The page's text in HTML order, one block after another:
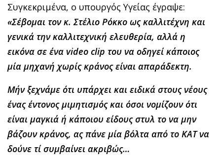
Συγκεκριμένα, ο υπουργός Υγείας έγραψε:
«Σέβομαι τον κ. Στέλιο Ρόκκο ως καλλιτέχνη και
γενικά την καλλιτεχνική ελευθερία, αλλά η
εικόνα σε ένα video clip του να οδηγεί κάποιος
μία μηχανή χωρίς κράνος είναι απαράδεκτη.
Μήν ξεχνάμε ότι υπάρχει και ειδικά στους νέους
ένας έντονος μιμητισμός και όσοι νομίζουν ότι
είναι μαγκιά ή κάποιου είδους στυλ το να μην
βάζουν κράνος, ας πάνε μία βόλτα από το ΚΑΤ να
δούνε τί συμβαίνει ακριβώς…